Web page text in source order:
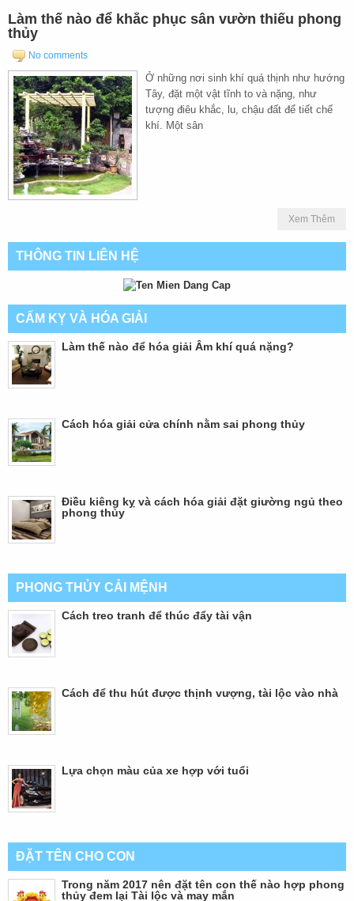
Làm thế nào để khắc phục sân vườn thiếu phong
thủy
No comments
Ở những nơi sinh khí quá thịnh như hướng
Tây, đặt một vật tĩnh to và nặng, như
tượng điêu khắc, lu, chậu đất để tiết chế
khí. Một sân
Xem Thêm
THÔNG TIN LIÊN HỆ
CẤM KỴ VÀ HÓA GIẢI
Làm thế nào để hóa giải Âm khí quá nặng?
Cách hóa giải cửa chính nằm sai phong thủy
Điều kiêng kỵ và cách hóa giải đặt giường ngủ theo
phong thủy
PHONG THỦY CẢI MỆNH
Cách treo tranh để thúc đẩy tài vận
Cách để thu hút được thịnh vượng, tài lộc vào nhà
Lựa chọn màu của xe hợp với tuổi
ĐẶT TÊN CHO CON
Trong năm 2017 nên đặt tên con thế nào hợp phong
thủy đem lại Tài lộc và may mắn